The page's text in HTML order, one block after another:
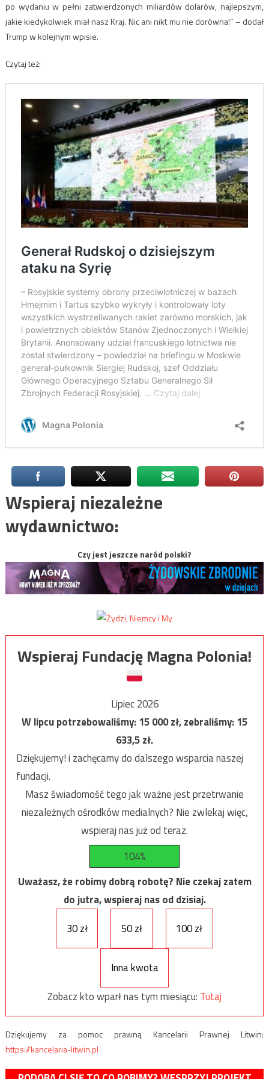
po wydaniu w pełni zatwierdzonych miliardów dolarów, najlepszym,
jakie kiedykolwiek miał nasz Kraj. Nic ani nikt mu nie dorówna!” – dodał
Trump w kolejnym wpisie.
Czytaj też:
Wspieraj niezależne
wydawnictwo:
Czy jest jeszcze naród polski?
Wspieraj Fundację Magna Polonia!
Lipiec 2026
W lipcu potrzebowaliśmy:15 000zł, zebraliśmy:15
633,5zł.
Dziękujemy! i zachęcamy do dalszego wsparcia naszej
fundacji.
Masz świadomość tego jak ważne jest przetrwanie
niezależnych ośrodków medialnych? Nie zwlekaj więc,
wspieraj nas już od teraz.
104%
Uważasz, że robimy dobrą robotę? Nie czekaj zatem
do jutra, wspieraj nas od dzisiaj.
30 zł
50 zł 100 zł
Inna kwota
Zobacz kto wparł nas tym miesiącu: Tutaj
Dziękujemy za pomoc prawną Kancelarii Prawnej Litwin:
https://kancelaria-litwin.pl